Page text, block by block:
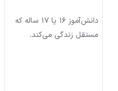
دانش‌آموز 16 یا 17 ساله که
مستقل زندگی می‌کند.